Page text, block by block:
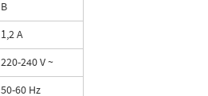
B
1,2 A
220-240 V ~
50-60 Hz